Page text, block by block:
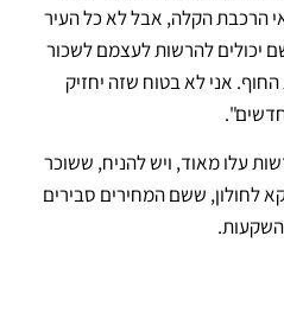
הרכבת הקלה, אבל לא כל העיר
יכולים להרשות לעצמם לשכור
אני לא בטוח שזה יחזיק
עלו מאוד, ויש להניח, ששוכר
לחולון, ששם המחירים סבירים